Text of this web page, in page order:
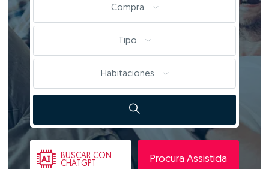
Compra
Tipo
Habitaciones
BUSCAR CON
CHATGPT
Procura Assistida